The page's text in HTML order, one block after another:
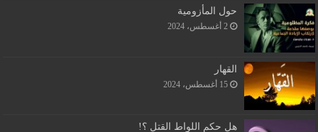
حول المأزومية
2 أغسطس، 2024
القهار
15 أغسطس، 2024
هل حكم اللواط القتل ؟!